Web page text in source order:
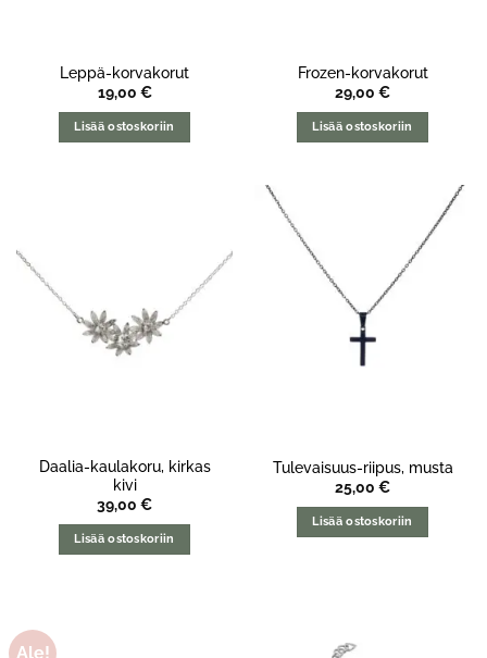
Leppä-korvakorut
19,00 €
Lisää ostoskoriin
Frozen-korvakorut
29,00 €
Lisää ostoskoriin
Daalia-kaulakoru, kirkas
kivi
39,00 €
Lisää ostoskoriin
Tulevaisuus-riipus, musta
25,00 €
Lisää ostoskoriin
Ale!